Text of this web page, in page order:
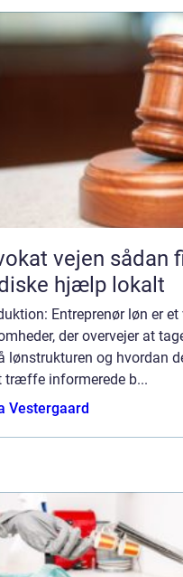
sådan finder du den rette
hjælp lokalt
Entreprenør løn er
der overvejer at
lønstrukturen og hvordan
træffe informerede b...
Vestergaard